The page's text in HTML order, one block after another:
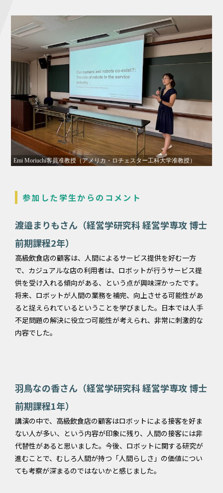
Emi Moriuchi客員准教授（アメリカ・ロチェスター工科大学准教授）
参加した学生からのコメント
渡邉まりもさん（経営学研究科 経営学専攻 博士
前期課程2年）
高級飲食店の顧客は、人間によるサービス提供を好む一方
で、カジュアルな店の利用者は、ロボットが行うサービス提
供を受け入れる傾向がある、という点が興味深かったです。
将来、ロボットが人間の業務を補完、向上させる可能性があ
ると捉えられているということを学びました。日本では人手
不足問題の解決に役立つ可能性が考えられ、非常に刺激的な
内容でした。
羽鳥なの香さん（経営学研究科 経営学専攻 博士
前期課程1年）
講演の中で、高級飲食店の顧客はロボットによる接客を好ま
ない人が多い、という内容が印象に残り、人間の接客には非
代替性があると思いました。今後、ロボットに関する研究が
進むことで、むしろ人間が持つ「人間らしさ」の価値につい
ても考察が深まるのではないかと感じました。